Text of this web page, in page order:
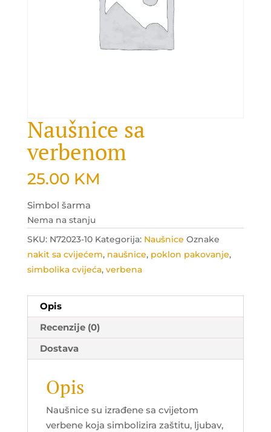
Naušnice sa
verbenom
25.00 KM
Simbol šarma
Nema na stanju
SKU: N72023-10 Kategorija: Naušnice Oznake
nakit sa cvijećem, naušnice, poklon pakovanje,
simbolika cvijeća, verbena
Opis
Recenzije (0)
Dostava
Opis
Naušnice su izrađene sa cvijetom
verbene koja simbolizira zaštitu, ljubav,